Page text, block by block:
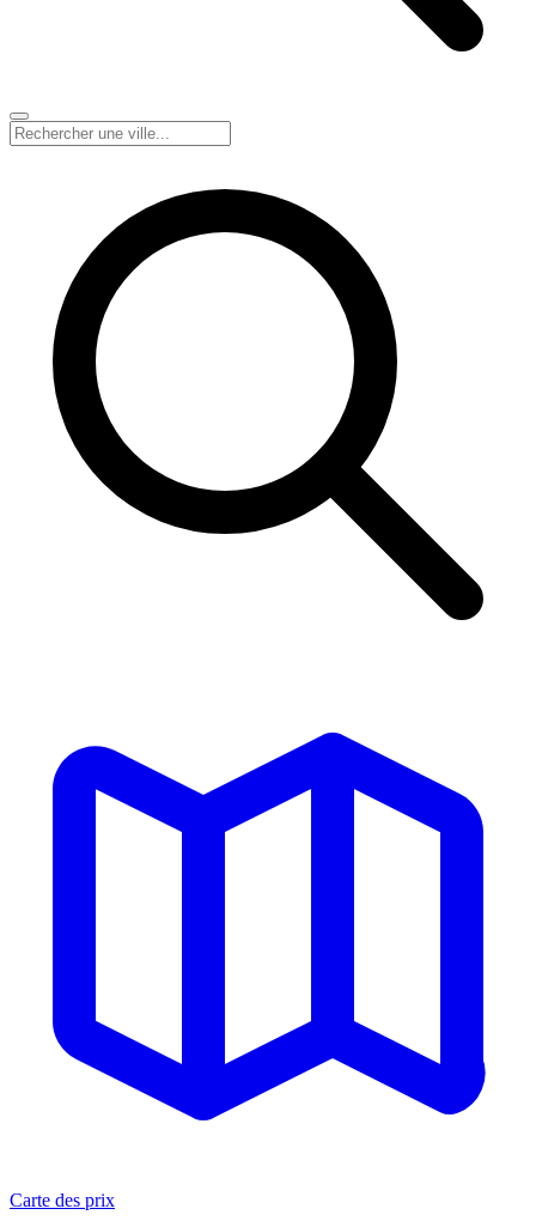
Carte des prix